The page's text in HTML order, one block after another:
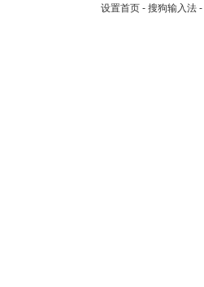
设置首页 - 搜狗输入法 -